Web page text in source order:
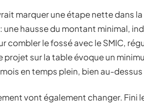
marquer une étape nette dans
une hausse du montant minimal,
combler le fossé avec le SMIC,
projet sur la table évoque un
en temps plein, bien au-
vont également changer. Fini